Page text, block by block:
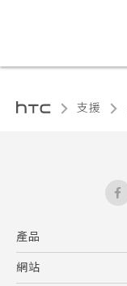
支援
產品
5G
網站